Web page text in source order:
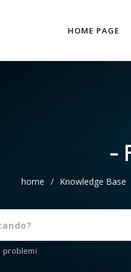
HOME PAGE
-
home / Knowledge Base
problemi